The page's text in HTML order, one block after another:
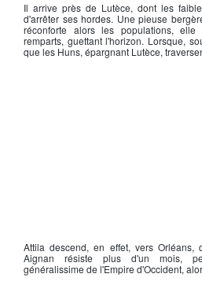
Il arrive près de Lutèce, dont les
d'arrêter ses hordes. Une pieuse
réconforte alors les populations,
remparts, guettant l'horizon. Lorsque,
que les Huns, épargnant Lutèce,
Attila descend, en effet, vers
Aignan résiste plus d'un mois,
généralissime de l'Empire d'Occident,